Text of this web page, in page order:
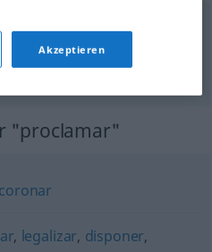
"proclamar"
coronar
, legalizar, disponer,
Akzeptieren